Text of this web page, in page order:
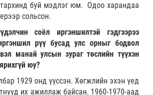
буй мэдлэг юм. Одоо харандаа
сольсон.
соёл иргэншилтэй гэдгээрээ
рүү бусад улс орныг бодвол
манай улсын зураг төслийн түүхэн
юу?
1929 онд үүссэн. Хөгжлийн эхэн үед
их ажиллаж байсан. 1960-1970-аад